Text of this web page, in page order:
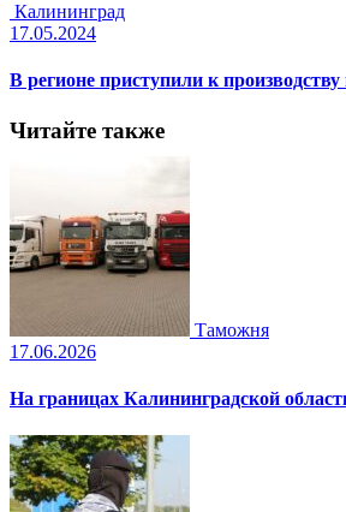
Калининград
17.05.2024
В регионе приступили к
Читайте также
Таможня
17.06.2026
На границах Калининградской